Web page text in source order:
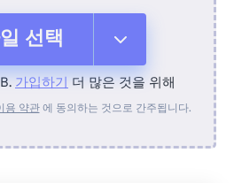
선택
에서
가입하기 더 많은 것을 위해
용 약관에 동의하는 것으로 간주됩니다.